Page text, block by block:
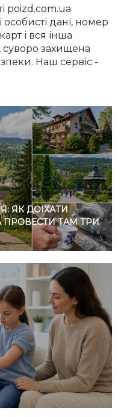
poizd.com.ua
дані, номер
і вся інша
суворо захищена
Наш сервіс -
ЯК ДОЇХАТИ
ПРОВЕСТИ ТАМ ТРИ